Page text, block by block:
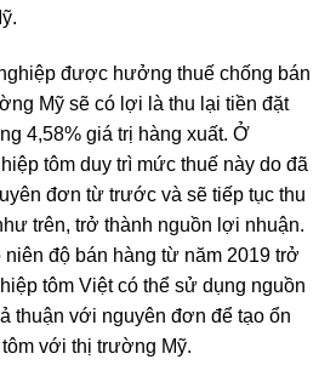
được hưởng thuế chống bán
Mỹ sẽ có lợi là thu lại tiền đặt
4,58% giá trị hàng xuất. Ở
tôm duy trì mức thuế này do đã
đơn từ trước và sẽ tiếp tục thu
trên, trở thành nguồn lợi nhuận.
độ bán hàng từ năm 2019 trở
tôm Việt có thể sử dụng nguồn
thuận với nguyên đơn để tạo ổn
với thị trường Mỹ.